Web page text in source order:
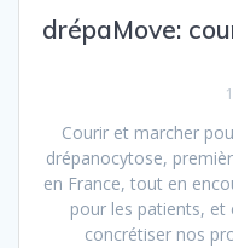
drépaMove:
Courir et marcher
drépanocytose,
en France, tout en
pour les patients, et
concrétiser nos